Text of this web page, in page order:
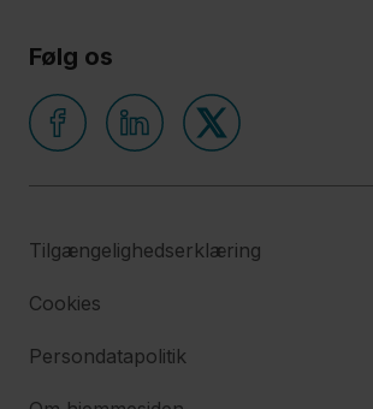
Følg os
Tilgængelighedserklæring
Cookies
Persondatapolitik